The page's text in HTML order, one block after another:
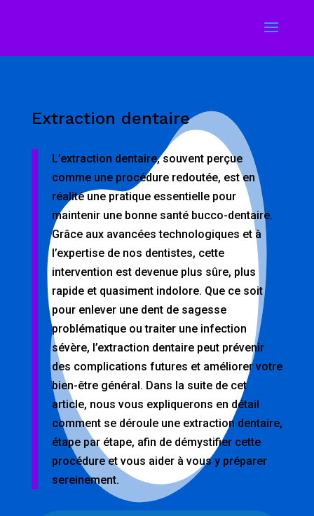
Extraction dentaire
L’extraction dentaire, souvent perçue
comme une procédure redoutée, est en
réalité une pratique essentielle pour
maintenir une bonne santé bucco-dentaire.
Grâce aux avancées technologiques et à
l’expertise de nos dentistes, cette
intervention est devenue plus sûre, plus
rapide et quasiment indolore. Que ce soit
pour enlever une dent de sagesse
problématique ou traiter une infection
sévère, l’extraction dentaire peut prévenir
des complications futures et améliorer votre
bien-être général. Dans la suite de cet
article, nous vous expliquerons en détail
comment se déroule une extraction dentaire,
étape par étape, afin de démystifier cette
procédure et vous aider à vous y préparer
sereinement.